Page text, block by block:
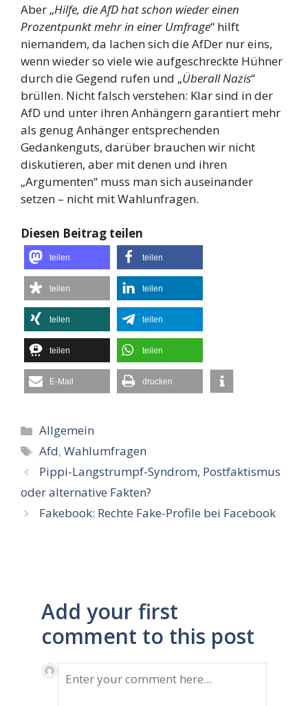
Aber „Hilfe, die AfD hat schon wieder einen
Prozentpunkt mehr in einer Umfrage“ hilft
niemandem, da lachen sich die AfDer nur eins,
wenn wieder so viele wie aufgeschreckte Hühner
durch die Gegend rufen und „Überall Nazis“
brüllen. Nicht falsch verstehen: Klar sind in der
AfD und unter ihren Anhängern garantiert mehr
als genug Anhänger entsprechenden
Gedankenguts, darüber brauchen wir nicht
diskutieren, aber mit denen und ihren
„Argumenten“ muss man sich auseinander
setzen – nicht mit Wahlunfragen.
Diesen Beitrag teilen
teilen teilen
teilen teilen
teilen teilen
teilen teilen
E-Mail drucken
Kategorien
Allgemein
Schlagwörter
Afd,Wahlumfragen
Pippi-Langstrumpf-Syndrom, Postfaktismus
oder alternative Fakten?
Fakebook: Rechte Fake-Profile bei Facebook
Add your first
comment to this post